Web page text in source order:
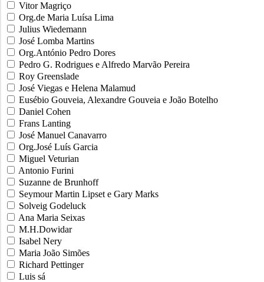
Vitor Magriço
Org.de Maria Luísa Lima
Julius Wiedemann
José Lomba Martins
Org.António Pedro Dores
Pedro G. Rodrigues e Alfredo Marvão Pereira
Roy Greenslade
José Viegas e Helena Malamud
Eusébio Gouveia, Alexandre Gouveia e João Botelho
Daniel Cohen
Frans Lanting
José Manuel Canavarro
Org.José Luís Garcia
Miguel Veturian
Antonio Furini
Suzanne de Brunhoff
Seymour Martin Lipset e Gary Marks
Solveig Godeluck
Ana Maria Seixas
M.H.Dowidar
Isabel Nery
Maria João Simões
Richard Pettinger
Luis sá